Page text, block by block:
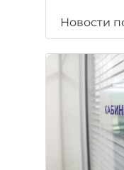
Новости